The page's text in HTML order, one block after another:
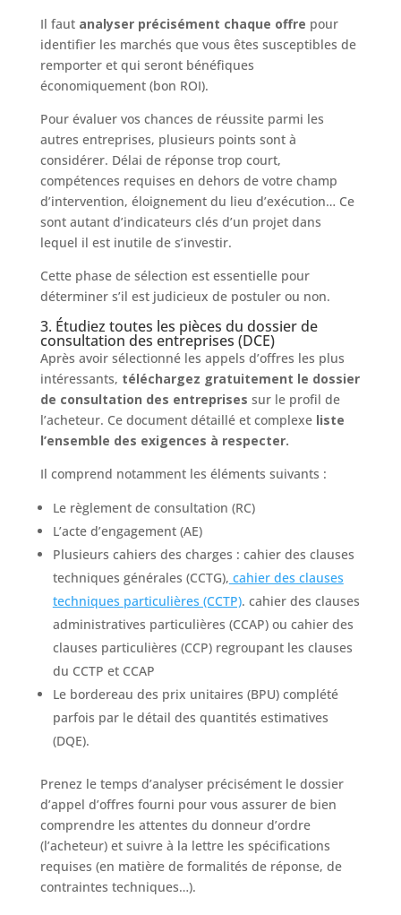
Il fautanalyser précisément chaque offre pour
identifier les marchés que vous êtes susceptibles de
remporter et qui seront bénéfiques
économiquement (bon ROI).
Pour évaluer vos chances de réussite parmi les
autres entreprises, plusieurs points sont à
considérer. Délai de réponse trop court,
compétences requises en dehors de votre champ
d’intervention, éloignement du lieu d’exécution… Ce
sont autant d’indicateurs clés d’un projet dans
lequel il est inutile de s’investir.
Cette phase de sélection est essentielle pour
déterminer s’il est judicieux de postuler ou non.
3. Étudiez toutes les pièces du dossier de
consultation des entreprises (DCE)
Après avoir sélectionné les appels d’offres les plus
intéressants, téléchargez gratuitement le dossier
de consultation des entreprises sur le profil de
l’acheteur. Ce document détaillé et complexe liste
l’ensemble des exigences à respecter.
Il comprend notamment les éléments suivants :
Le règlement de consultation (RC)
L’acte d’engagement (AE)
Plusieurs cahiers des charges : cahier des clauses
techniques générales (CCTG), cahier des clauses
techniques particulières (CCTP). cahier des clauses
administratives particulières (CCAP) ou cahier des
clauses particulières (CCP) regroupant les clauses
du CCTP et CCAP
Le bordereau des prix unitaires (BPU) complété
parfois par le détail des quantités estimatives
(DQE).
Prenez le temps d’analyser précisément le dossier
d’appel d’offres fourni pour vous assurer de bien
comprendre les attentes du donneur d’ordre
(l’acheteur) et suivre à la lettre les spécifications
requises (en matière de formalités de réponse, de
contraintes techniques…).